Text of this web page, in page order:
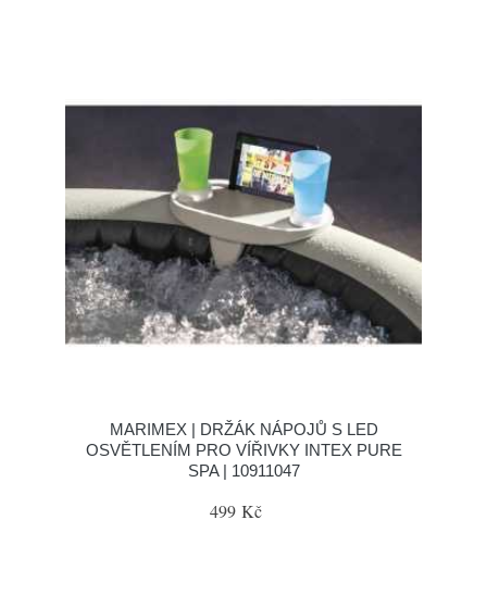
MARIMEX | DRŽÁK NÁPOJŮ S LED
OSVĚTLENÍM PRO VÍŘIVKY INTEX PURE
SPA | 10911047
499 Kč